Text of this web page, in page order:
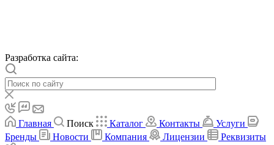
Разработка сайта:
Главная Поиск Каталог Контакты
Услуги
Бренды
Новости Компания Лицензии
Реквизиты